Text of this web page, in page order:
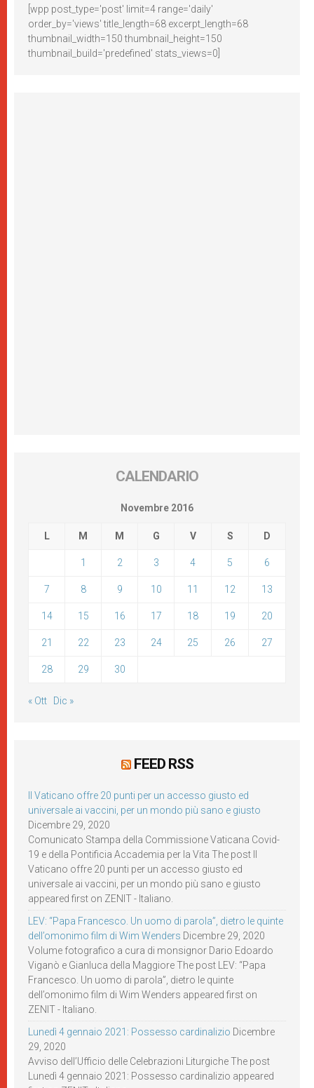
[wpp post_type='post' limit=4 range='daily'
order_by='views' title_length=68 excerpt_length=68
thumbnail_width=150 thumbnail_height=150
thumbnail_build='predefined' stats_views=0]
CALENDARIO
Novembre 2016
L M M G V S D
1 2 3 4 5 6
7 8 9 10 11 12 13
14 15 16 17 18 19 20
21 22 23 24 25 26 27
28 29 30
« Ott Dic »
FEED RSS
Il Vaticano offre 20 punti per un accesso giusto ed
universale ai vaccini, per un mondo più sano e giusto
Dicembre 29, 2020
Comunicato Stampa della Commissione Vaticana Covid-
19 e della Pontificia Accademia per la Vita The post Il
Vaticano offre 20 punti per un accesso giusto ed
universale ai vaccini, per un mondo più sano e giusto
appeared first on ZENIT - Italiano.
LEV: “Papa Francesco. Un uomo di parola”, dietro le quinte
dell’omonimo film di Wim Wenders Dicembre 29, 2020
Volume fotografico a cura di monsignor Dario Edoardo
Viganò e Gianluca della Maggiore The post LEV: “Papa
Francesco. Un uomo di parola”, dietro le quinte
dell’omonimo film di Wim Wenders appeared first on
ZENIT - Italiano.
Lunedì 4 gennaio 2021: Possesso cardinalizio Dicembre
29, 2020
Avviso dell’Ufficio delle Celebrazioni Liturgiche The post
Lunedì 4 gennaio 2021: Possesso cardinalizio appeared